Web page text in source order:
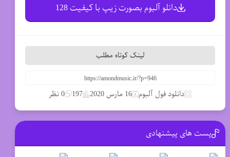
دانلو آلبوم بصورت زیپ با کیفیت 128
لینک کوتاه مطلب
دانلود فول آلبوم 16 مارس 2020 197 0 نظر
پست های پیشنهادی